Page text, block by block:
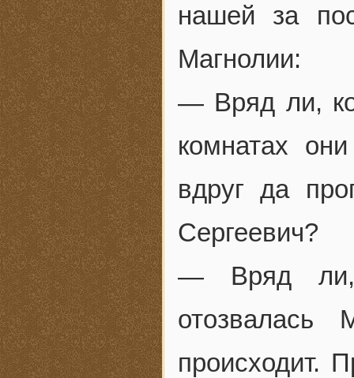
нашей за
Магнолии:
— Вряд ли,
комнатах
вдруг да
Сергеевич?
— Вряд ли,
происходит.